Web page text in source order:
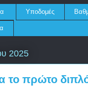
Υποδομές
2025
το πρώτο